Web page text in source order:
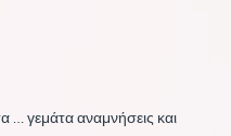
… γεμάτα αναμνήσεις και